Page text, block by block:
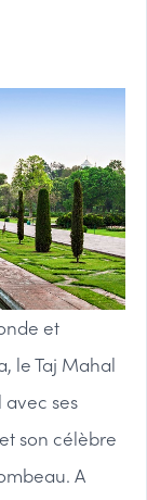
et
le Taj Mahal
ses
son célèbre
A